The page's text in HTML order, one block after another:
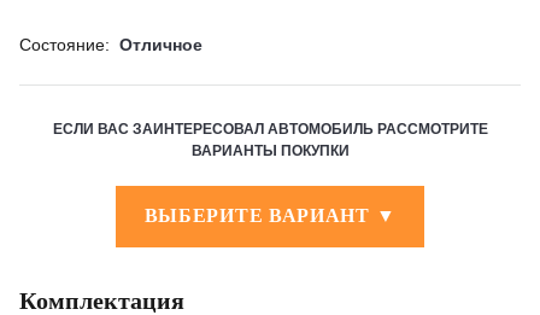
Состояние: Отличное
ЕСЛИ ВАС ЗАИНТЕРЕСОВАЛ АВТОМОБИЛЬ РАССМОТРИТЕ
ВАРИАНТЫ ПОКУПКИ
ВЫБЕРИТЕ ВАРИАНТ ▼
Комплектация